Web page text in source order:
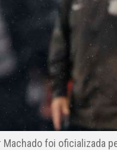
Machado foi oficializada